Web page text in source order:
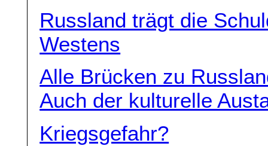
Russland trägt die
Westens
Alle Brücken zu
Auch der kulturelle
Kriegsgefahr?